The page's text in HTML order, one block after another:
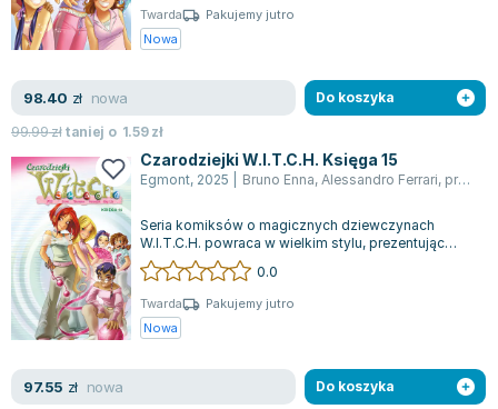
Twarda
Pakujemy jutro
Nowa
98.40 zł nowa
99.99złtaniej o 1.59zł
Do koszyka
Czarodziejki W.I.T.C.H. Księga 15
Egmont, 2025 Bruno Enna, Alessandro Ferrari, praca zbiorowa
Seria komiksów o magicznych dziewczynach
W.I.T.C.H. powraca w wielkim stylu, prezentując
piętnasty zbiorczy tom uwielbianych przez...
0.0
Twarda
Pakujemy jutro
Nowa
97.55 zł nowa Do koszyka